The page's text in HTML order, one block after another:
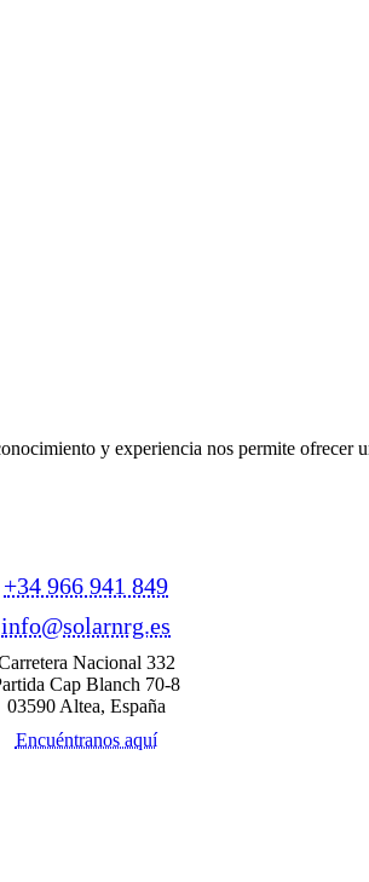
y experiencia nos permite ofrecer
+34 966 941 849
info@solarnrg.es
Nacional 332
Cap Blanch 70-8
03590 Altea, España
Encuéntranos aquí